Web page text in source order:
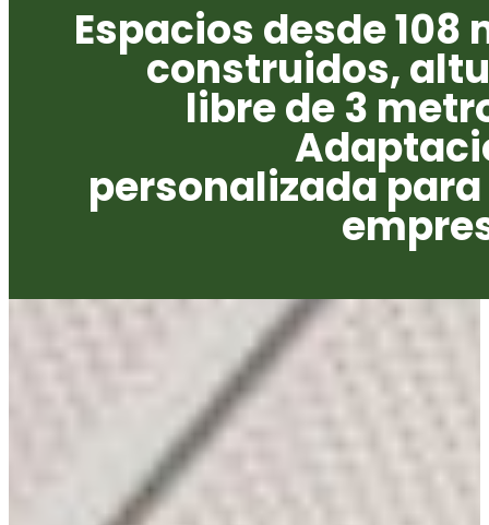
Espacios desde 108
construidos,
libre de 3
personalizada